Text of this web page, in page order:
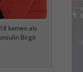
kamen als
Birgit